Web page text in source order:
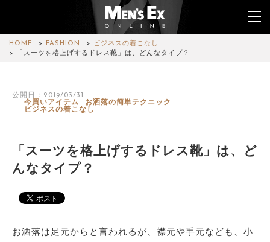
HOME FASHION
ビジネスの着こなし
「スーツを格上げするドレス靴」は、どんなタイプ？
公開日：2019/03/31
今買いアイテム
お洒落の簡単テクニック
ビジネスの着こなし
「スーツを格上げするドレス靴」は、ど
んなタイプ？
お洒落は足元からと言われるが、襟元や手元なども、小
FASHION
CAR&BIKE